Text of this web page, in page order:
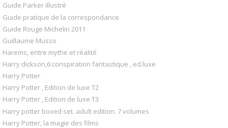
Guide Parker illustré
Guide pratique de la correspondance
Guide Rouge Michelin 2011
Guillaume Musso
Harems, entre mythe et réalité
Harry dickson,6:conspiration fantastique , ed.luxe
Harry Potter
Harry Potter , Edition de luxe T2
Harry Potter , Edition de luxe T3
Harry potter boxed set. adult edition. 7 volumes
Harry Potter, la magie des films